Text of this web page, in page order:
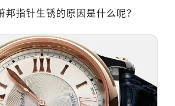
邦指针生锈的原因是什么呢？